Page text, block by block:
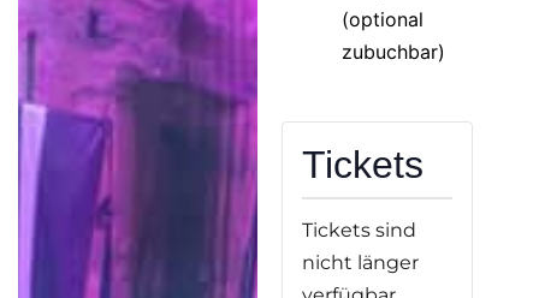
(optional
zubuchbar)
Tickets
Tickets sind
nicht länger